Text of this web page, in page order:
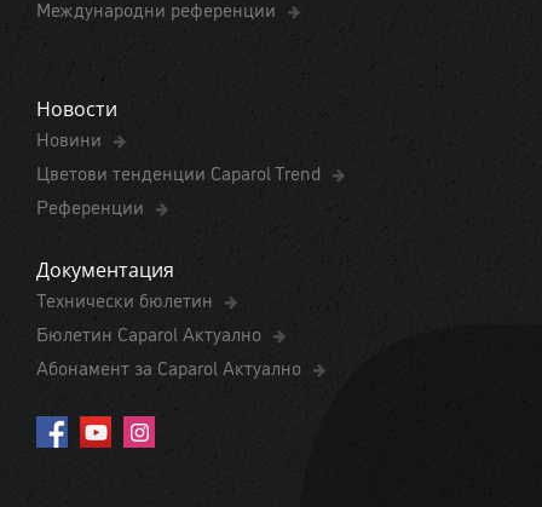
Международни референции
Новости
Новини
Цветови тенденции Caparol Trend
Референции
Документация
Технически бюлетин
Бюлетин Caparol Актуално
Абонамент за Caparol Актуално